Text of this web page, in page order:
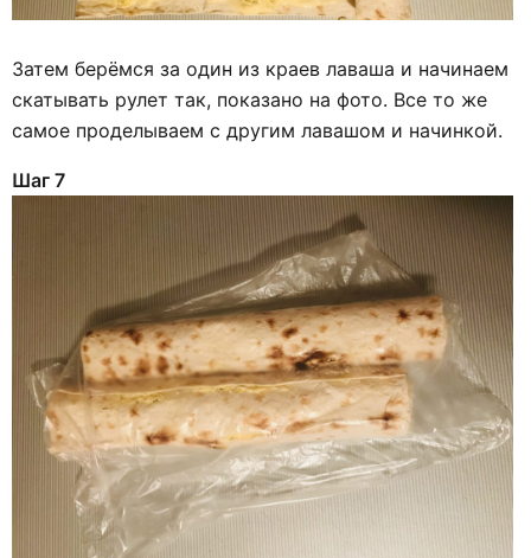
Затем берёмся за один из краев лаваша и начинаем
скатывать рулет так, показано на фото. Все то же
самое проделываем с другим лавашом и начинкой.
Шаг 7